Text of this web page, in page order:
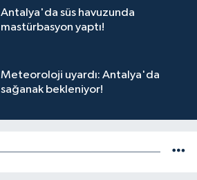
Antalya'da süs havuzunda
mastürbasyon yaptı!
Meteoroloji uyardı: Antalya'da
sağanak bekleniyor!